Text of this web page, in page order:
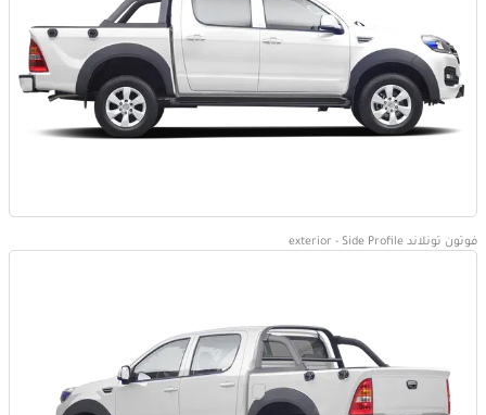
فوتون تونلاند exterior - Side Profile